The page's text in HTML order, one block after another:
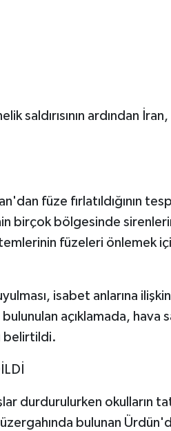
saldırısının ardından
füze fırlatıldığının
birçok bölgesinde
füzeleri önlemek
isabet anlarına ilişkin
açıklamada, hava
belirtildi.
durdurulurken okulların
bulunan